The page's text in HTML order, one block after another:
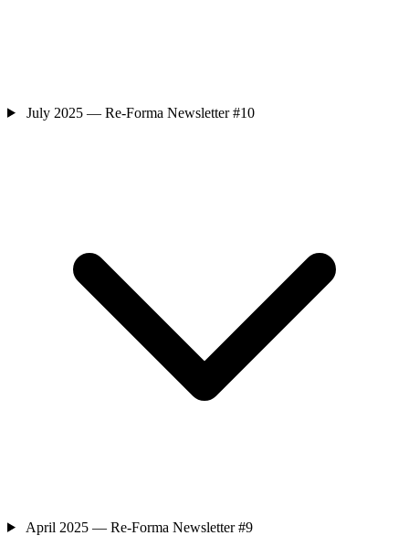
July 2025 — Re-Forma Newsletter #10
April 2025 — Re-Forma Newsletter #9